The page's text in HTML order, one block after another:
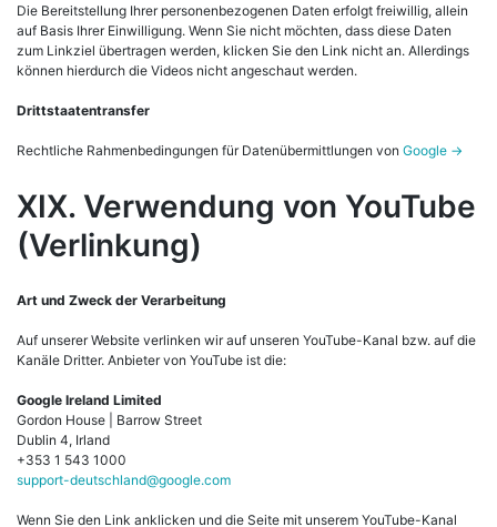
Die Bereitstellung Ihrer personenbezogenen Daten erfolgt freiwillig, allein
auf Basis Ihrer Einwilligung. Wenn Sie nicht möchten, dass diese Daten
zum Linkziel übertragen werden, klicken Sie den Link nicht an. Allerdings
können hierdurch die Videos nicht angeschaut werden.
Drittstaatentransfer
Rechtliche Rahmenbedingungen für Datenübermittlungen von Google ->
XIX. Verwendung von YouTube
(Verlinkung)
Art und Zweck der Verarbeitung
Auf unserer Website verlinken wir auf unseren YouTube-Kanal bzw. auf die
Kanäle Dritter. Anbieter von YouTube ist die:
Google Ireland Limited
Gordon House | Barrow Street
Dublin 4, Irland
+353 1 543 1000
support-deutschland@google.com
Wenn Sie den Link anklicken und die Seite mit unserem YouTube-Kanal